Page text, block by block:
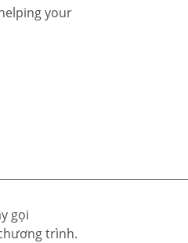
your
gọi
trình.